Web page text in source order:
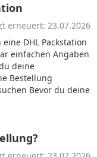
erneuert: 23.07.2026
DHL Packstation
einfachen Angaben
deine
Bestellung
Bevor du deine